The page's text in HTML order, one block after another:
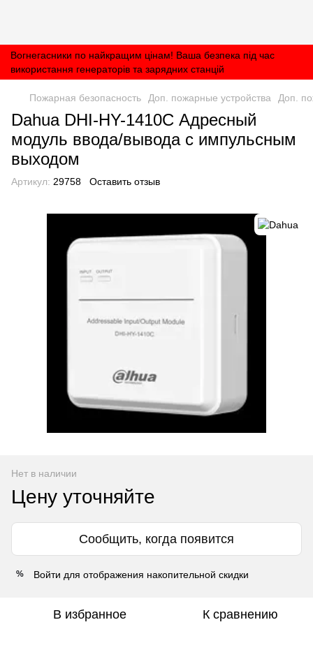
Вогнегасники по найкращим цінам! Ваша безпека під час
використання генераторів та зарядних станцій
Пожарная безопасность Доп. пожарные устройства Доп.
Dahua DHI-HY-1410C Адресный
модуль ввода/вывода с импульсным
выходом
Артикул: 29758 Оставить отзыв
Нет в наличии
Цену уточняйте
Сообщить, когда появится
% Войти для отображения накопительной скидки
В избранное К сравнению